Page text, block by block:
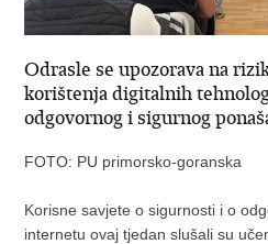
Odrasle se upozorava na
korištenja digitalnih
odgovornog i sigurnog
FOTO: PU primorsko-goranska
Korisne savjete o sigurnosti i o
internetu ovaj tjedan slušali su